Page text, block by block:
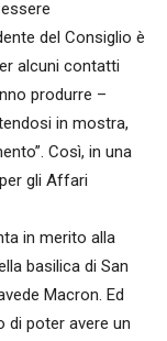
del Consiglio è
alcuni contatti
produrre –
in mostra,
Così, in una
gli Affari
in merito alla
basilica di San
Macron. Ed
di poter avere un